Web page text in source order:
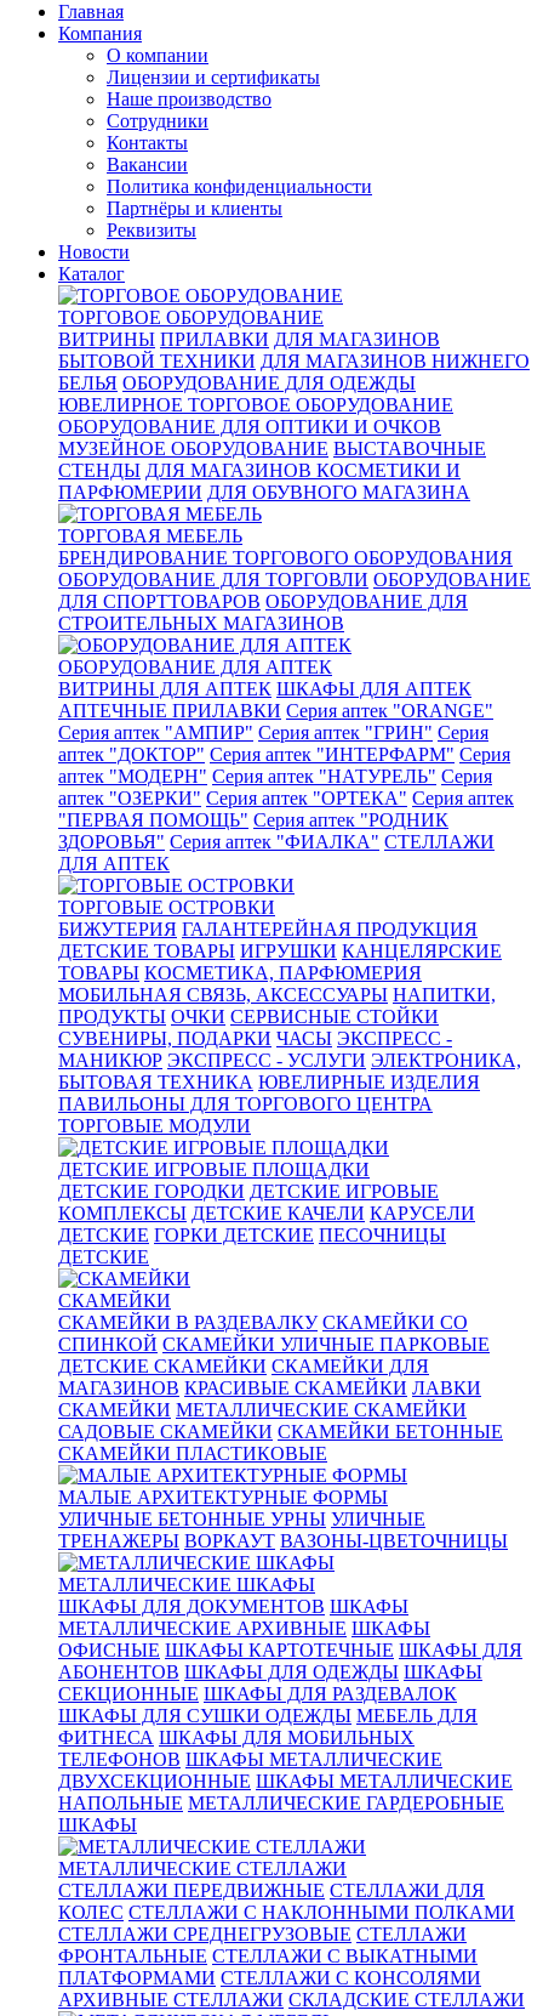
Главная
Компания
О компании
Лицензии и сертификаты
Наше производство
Сотрудники
Контакты
Вакансии
Политика конфиденциальности
Партнёры и клиенты
Реквизиты
Новости
Каталог
ТОРГОВОЕ ОБОРУДОВАНИЕ
ВИТРИНЫ ПРИЛАВКИ ДЛЯ МАГАЗИНОВ
БЫТОВОЙ ТЕХНИКИ ДЛЯ МАГАЗИНОВ НИЖНЕГО
БЕЛЬЯ ОБОРУДОВАНИЕ ДЛЯ ОДЕЖДЫ
ЮВЕЛИРНОЕ ТОРГОВОЕ ОБОРУДОВАНИЕ
ОБОРУДОВАНИЕ ДЛЯ ОПТИКИ И ОЧКОВ
МУЗЕЙНОЕ ОБОРУДОВАНИЕ ВЫСТАВОЧНЫЕ
СТЕНДЫ ДЛЯ МАГАЗИНОВ КОСМЕТИКИ И
ПАРФЮМЕРИИ ДЛЯ ОБУВНОГО МАГАЗИНА
ТОРГОВАЯ МЕБЕЛЬ
БРЕНДИРОВАНИЕ ТОРГОВОГО ОБОРУДОВАНИЯ
ОБОРУДОВАНИЕ ДЛЯ ТОРГОВЛИ ОБОРУДОВАНИЕ
ДЛЯ СПОРТТОВАРОВ ОБОРУДОВАНИЕ ДЛЯ
СТРОИТЕЛЬНЫХ МАГАЗИНОВ
ОБОРУДОВАНИЕ ДЛЯ АПТЕК
ВИТРИНЫ ДЛЯ АПТЕК ШКАФЫ ДЛЯ АПТЕК
АПТЕЧНЫЕ ПРИЛАВКИ Серия аптек "ORANGE"
Серия аптек "АМПИР" Серия аптек "ГРИН" Серия
аптек "ДОКТОР" Серия аптек "ИНТЕРФАРМ" Серия
аптек "МОДЕРН" Серия аптек "НАТУРЕЛЬ" Серия
аптек "ОЗЕРКИ" Серия аптек "ОРТЕКА" Серия аптек
"ПЕРВАЯ ПОМОЩЬ" Серия аптек "РОДНИК
ЗДОРОВЬЯ" Серия аптек "ФИАЛКА" СТЕЛЛАЖИ
ДЛЯ АПТЕК
ТОРГОВЫЕ ОСТРОВКИ
БИЖУТЕРИЯ ГАЛАНТЕРЕЙНАЯ ПРОДУКЦИЯ
ДЕТСКИЕ ТОВАРЫ ИГРУШКИ КАНЦЕЛЯРСКИЕ
ТОВАРЫ КОСМЕТИКА, ПАРФЮМЕРИЯ
МОБИЛЬНАЯ СВЯЗЬ, АКСЕССУАРЫ НАПИТКИ,
ПРОДУКТЫ ОЧКИ СЕРВИСНЫЕ СТОЙКИ
СУВЕНИРЫ, ПОДАРКИ ЧАСЫ ЭКСПРЕСС -
МАНИКЮР ЭКСПРЕСС - УСЛУГИ ЭЛЕКТРОНИКА,
БЫТОВАЯ ТЕХНИКА ЮВЕЛИРНЫЕ ИЗДЕЛИЯ
ПАВИЛЬОНЫ ДЛЯ ТОРГОВОГО ЦЕНТРА
ТОРГОВЫЕ МОДУЛИ
ДЕТСКИЕ ИГРОВЫЕ ПЛОЩАДКИ
ДЕТСКИЕ ГОРОДКИ ДЕТСКИЕ ИГРОВЫЕ
КОМПЛЕКСЫ ДЕТСКИЕ КАЧЕЛИ КАРУСЕЛИ
ДЕТСКИЕ ГОРКИ ДЕТСКИЕ ПЕСОЧНИЦЫ
ДЕТСКИЕ
СКАМЕЙКИ
СКАМЕЙКИ В РАЗДЕВАЛКУ СКАМЕЙКИ СО
СПИНКОЙ СКАМЕЙКИ УЛИЧНЫЕ ПАРКОВЫЕ
ДЕТСКИЕ СКАМЕЙКИ СКАМЕЙКИ ДЛЯ
МАГАЗИНОВ КРАСИВЫЕ СКАМЕЙКИ ЛАВКИ
СКАМЕЙКИ МЕТАЛЛИЧЕСКИЕ СКАМЕЙКИ
САДОВЫЕ СКАМЕЙКИ СКАМЕЙКИ БЕТОННЫЕ
СКАМЕЙКИ ПЛАСТИКОВЫЕ
МАЛЫЕ АРХИТЕКТУРНЫЕ ФОРМЫ
УЛИЧНЫЕ БЕТОННЫЕ УРНЫ УЛИЧНЫЕ
ТРЕНАЖЕРЫ ВОРКАУТ ВАЗОНЫ-ЦВЕТОЧНИЦЫ
МЕТАЛЛИЧЕСКИЕ ШКАФЫ
ШКАФЫ ДЛЯ ДОКУМЕНТОВ ШКАФЫ
МЕТАЛЛИЧЕСКИЕ АРХИВНЫЕ ШКАФЫ
ОФИСНЫЕ ШКАФЫ КАРТОТЕЧНЫЕ ШКАФЫ ДЛЯ
АБОНЕНТОВ ШКАФЫ ДЛЯ ОДЕЖДЫ ШКАФЫ
СЕКЦИОННЫЕ ШКАФЫ ДЛЯ РАЗДЕВАЛОК
ШКАФЫ ДЛЯ СУШКИ ОДЕЖДЫ МЕБЕЛЬ ДЛЯ
ФИТНЕСА ШКАФЫ ДЛЯ МОБИЛЬНЫХ
ТЕЛЕФОНОВ ШКАФЫ МЕТАЛЛИЧЕСКИЕ
ДВУХСЕКЦИОННЫЕ ШКАФЫ МЕТАЛЛИЧЕСКИЕ
НАПОЛЬНЫЕ МЕТАЛЛИЧЕСКИЕ ГАРДЕРОБНЫЕ
ШКАФЫ
МЕТАЛЛИЧЕСКИЕ СТЕЛЛАЖИ
СТЕЛЛАЖИ ПЕРЕДВИЖНЫЕ СТЕЛЛАЖИ ДЛЯ
КОЛЕС СТЕЛЛАЖИ С НАКЛОННЫМИ ПОЛКАМИ
СТЕЛЛАЖИ СРЕДНЕГРУЗОВЫЕ СТЕЛЛАЖИ
ФРОНТАЛЬНЫЕ СТЕЛЛАЖИ С ВЫКАТНЫМИ
ПЛАТФОРМАМИ СТЕЛЛАЖИ С КОНСОЛЯМИ
АРХИВНЫЕ СТЕЛЛАЖИ СКЛАДСКИЕ СТЕЛЛАЖИ